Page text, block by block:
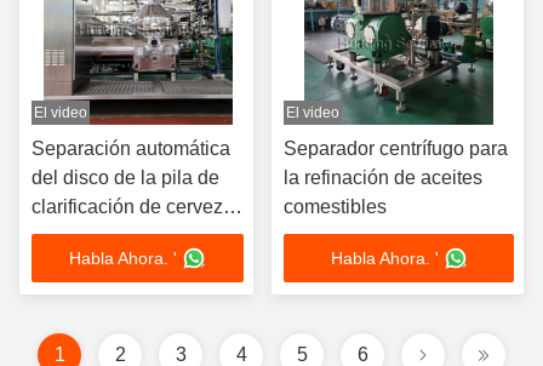
El video
Separación automática
del disco de la pila de
clarificación de cerveza
para la extracción del
cultivo de algas
Chlorella
Habla Ahora. '
El video
Separador centrífugo para
la refinación de aceites
comestibles
Habla Ahora. '
1 2 3 4 5 6